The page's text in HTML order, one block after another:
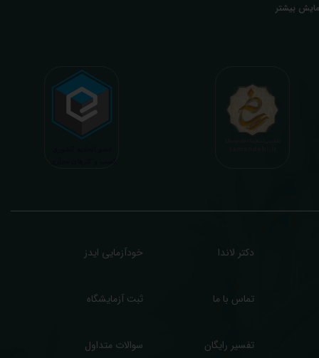
با تایید و مهر پزشک متخصص) میباشد. رسالت ما در تفسیر، استخراج حداکثر
بیمه ها، افزایش تمایل افراد به انجام آزمایش (با دریافت اطلاعاتی دقیقتر، کاربردی، قابل
و شخصی سازی شده) میگردد. تا درنهایت به جامعه ای سالم تر برای تبدیل شدن به
پیشرفته (دیر و زود داره سوخت و سوز نداره...) برسیم. قابل ذکر است که جواب
آنلاین به نتایج هیچ یک از کاربران بصورت مستقیم دسترسی ندارد و موارد تفسیر نیز
با درخواست و ارسال خود کاربر انجام میگیرد و ما تابع اصول اخلاق پزشکی و حرفه ای
بیشتر
دکتر لاندا
تفسیر رایگان
خودآزمایی ایدز
ثبت آزمایشگاه تماس با ما
سوالات متداول